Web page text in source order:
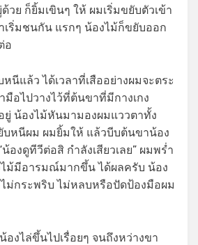
วย ก็ยิ้มเขินๆ ให้ ผมเริ่มขยับตัวเข้า
เริ่มชนกัน แรกๆ น้องไม้ก็ขยับออก
อ
นีแล้ว ได้เวลาที่เสืออย่างผมจะตระ
มือไปวางไว้ที่ต้นขาที่มีกางเกง
ยู่ น้องไม้หันมามองผมแววตาทั้ง
บหนีผม ผมยิ้มให้ แล้วบีบต้นขาน้อง
องดูทีวีต่อสิ กำลังเสียวเลย” ผมพร่ำ
ม้มีอารมณ์มากขึ้น ได้ผลครับ น้อง
ม่กระพริบ ไม่หลบหรือปัดป้องมือผม
งไล่ขึ้นไปเรื่อยๆ จนถึงหว่างขา